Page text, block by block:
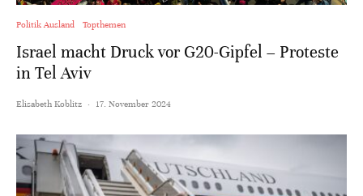
Politik Ausland Topthemen
Israel macht Druck vor G20-Gipfel – Proteste
in Tel Aviv
Elisabeth Koblitz · 17. November 2024